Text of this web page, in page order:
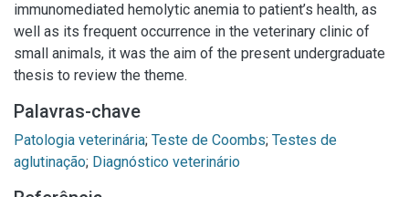
immunomediated hemolytic anemia to patient’s health, as
well as its frequent occurrence in the veterinary clinic of
small animals, it was the aim of the present undergraduate
thesis to review the theme.
Palavras-chave
Patologia veterinária; Teste de Coombs; Testes de
aglutinação; Diagnóstico veterinário